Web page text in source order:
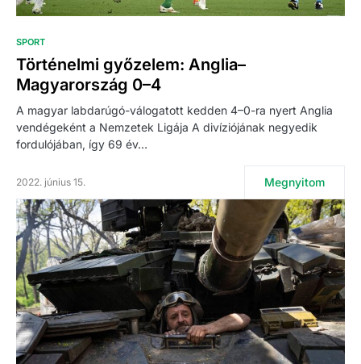
SPORT
Történelmi győzelem: Anglia–
Magyarország 0–4
A magyar labdarúgó-válogatott kedden 4–0-ra nyert Anglia
vendégeként a Nemzetek Ligája A divíziójának negyedik
fordulójában, így 69 év…
2022. június 15. Megnyitom